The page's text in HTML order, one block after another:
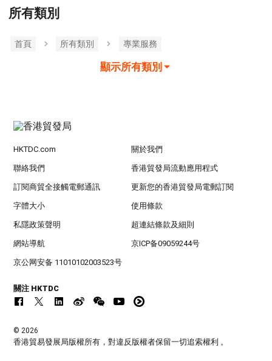
所有類別
首頁 所有類別 專業服務
顯示所有類別
HKTDC.com 關於我們
聯絡我們 香港貿發局流動應用程式
訂閱商貿全接觸電郵通訊 更新您的香港貿發局電郵訂閱
字體大小 使用條款
私隱政策聲明 超連結條款及細則
網站導航 京ICP备09059244号
京公网安备 11010102003523号
關注 HKTDC
© 2026
香港貿易發展局版權所有，對違反版權者保留一切追索權利 。